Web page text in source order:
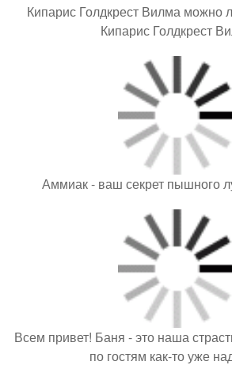
Кипарис Голдкрест Вилма можно
Кипарис Голдкрест
Аммиак - ваш секрет пышного
Всем привет! Баня - это наша
по гостям как-то уже